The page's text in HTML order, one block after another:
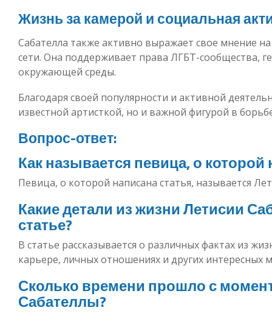
Жизнь за камерой и социальная
Сабателла также активно выражает свое мнение
сети. Она поддерживает права ЛГБТ-сообщества,
окружающей среды.
Благодаря своей популярности и активной
известной артисткой, но и важной фигурой в
Вопрос-ответ:
Как называется певица, о которой
Певица, о которой написана статья, называется
Какие детали из жизни Летисии
статье?
В статье рассказывается о различных фактах из
карьере, личных отношениях и других интересных
Сколько времени прошло с
Сабателлы?